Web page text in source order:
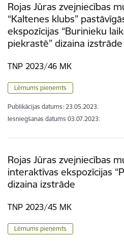
Rojas Jūras zvejniecības
“Kaltenes klubs”
ekspozīcijas “Burinieku
piekrastē” dizaina izstrāde
TNP 2023/46 MK
Lēmums pieņemts
Publikācijas datums: 23.05.2023.
Iesniegšanas datums 03.07.2023.
Rojas Jūras zvejniecības
interaktīvas ekspozīcijas
dizaina izstrāde
TNP 2023/45 MK
Lēmums pieņemts